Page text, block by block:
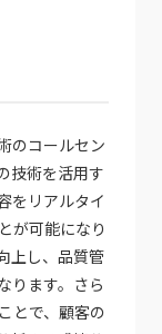
のコールセン
技術を活用す
をリアルタイ
が可能になり
上し、品質管
ります。さら
とで、顧客の